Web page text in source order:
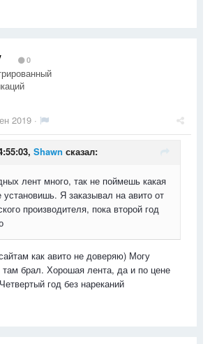
0
2019 ·
Shawn сказал:
лент много, так не поймешь какая
Я заказывал на авито от
производителя, пока второй год
как авито не доверяю) Могу
там брал. Хорошая лента, да и по цене
год без нареканий